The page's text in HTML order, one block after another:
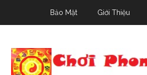
Bảo Mật Giới Thiệu